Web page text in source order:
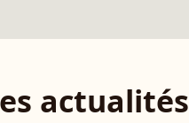
actualités